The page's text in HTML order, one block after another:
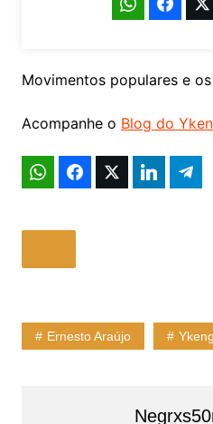
Movimentos populares e
Acompanhe o Blog do
Ernesto Araújo